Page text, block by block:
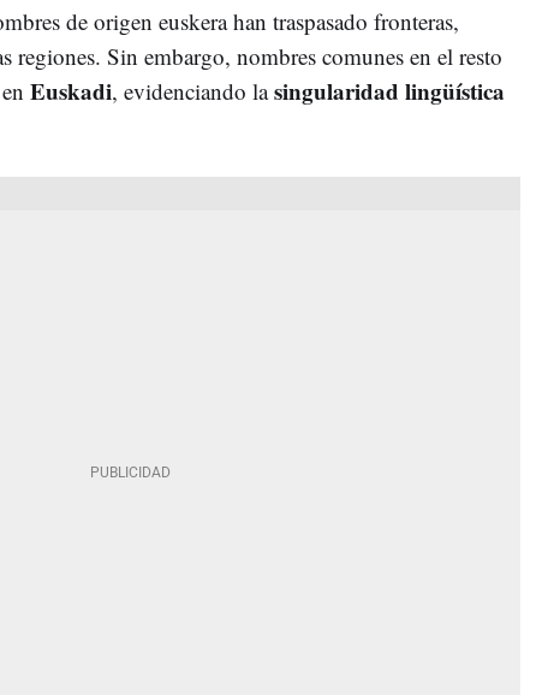
de origen euskera han traspasado fronteras,
regiones. Sin embargo, nombres comunes en el resto
Euskadi, evidenciando lasingularidad lingüística